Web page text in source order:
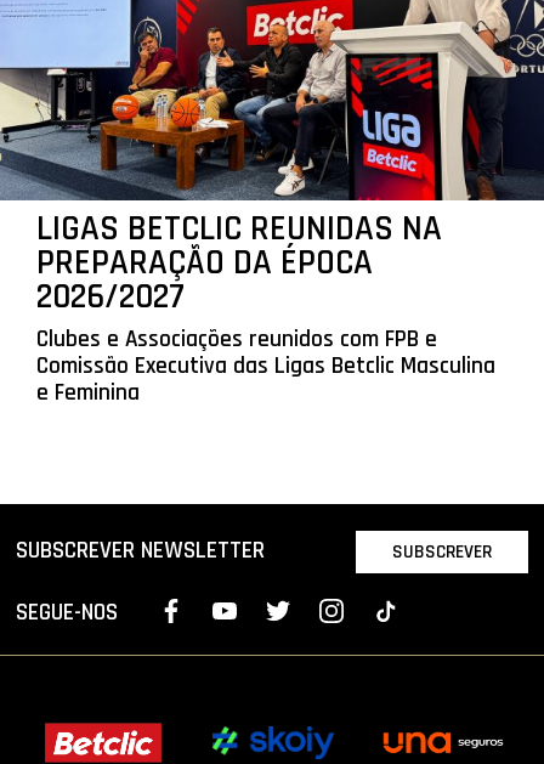
LIGAS BETCLIC REUNIDAS NA
PREPARAÇÃO DA ÉPOCA
2026/2027
Clubes e Associações reunidos com FPB e
Comissão Executiva das Ligas Betclic Masculina
e Feminina
SUBSCREVER NEWSLETTER SUBSCREVER
SEGUE-NOS